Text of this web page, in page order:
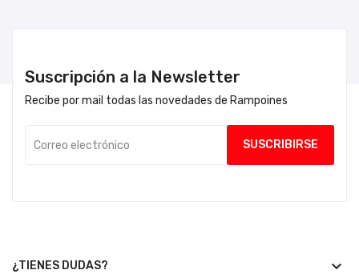
Suscripción a la Newsletter
Recibe por mail todas las novedades de Rampoines
¿TIENES DUDAS? keyboard_arrow_down